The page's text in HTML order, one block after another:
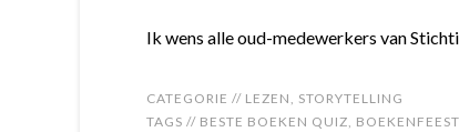
Ik wens alle oud-medewerkers van
CATEGORIE // LEZEN, STORYTELLING
TAGS // BESTE BOEKEN QUIZ, BOEKENFEEST